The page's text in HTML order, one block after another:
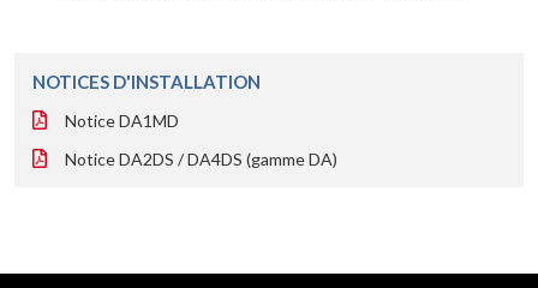
NOTICES D'INSTALLATION
Notice DA1MD
Notice DA2DS / DA4DS (gamme DA)